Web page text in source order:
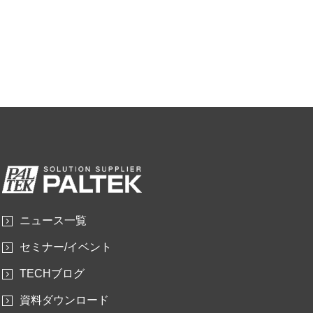
ニュース一覧
セミナー/イベント
TECHブログ
資料ダウンロード